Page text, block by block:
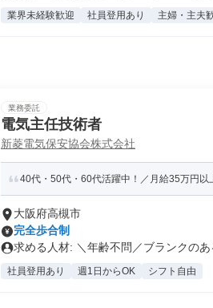
業界未経験歓迎 社員登用あり 主婦・主夫
業務委託
電気主任技術者
新菱電気保安協会株式会社
40代・50代・60代活躍中！／月給35万円
大阪府高槻市
完全歩合制
求める人材: ＼年齢不問／ブランクのあ
社員登用あり 週1日からOK シフト自由